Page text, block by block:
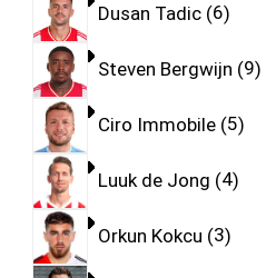
Dusan Tadic 6
Steven Bergwijn 9
Ciro Immobile 5
Luuk de Jong 4
Orkun Kokcu 3